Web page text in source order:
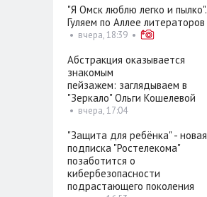
"Я Омск люблю легко и пылко".
Гуляем по Аллее литераторов
• вчера, 18:39•
Абстракция оказывается
знакомым
пейзажем: заглядываем в
"Зеркало" Ольги Кошелевой
• вчера, 17:04
"Защита для ребёнка" - новая
подписка "Ростелекома"
позаботится о
кибербезопасности
подрастающего поколения